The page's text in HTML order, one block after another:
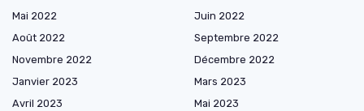
Mai 2022
Juin 2022
Août 2022
Septembre 2022
Novembre 2022
Décembre 2022
Janvier 2023
Mars 2023
Avril 2023
Mai 2023